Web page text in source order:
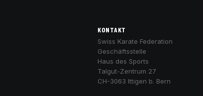
KONTAKT
Swiss Karate Federation
Geschäftsstelle
Haus des Sports
Talgut-Zentrum 27
CH-3063 Ittigen b. Bern